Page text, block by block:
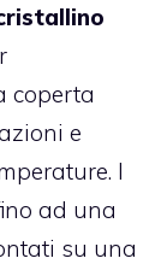
coperta
e
I
ad una
su una